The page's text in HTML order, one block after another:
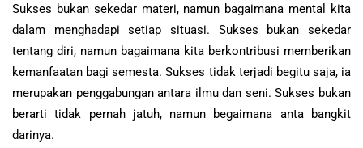
Sukses bukan sekedar materi, namun bagaimana mental kita
dalam menghadapi setiap situasi. Sukses bukan sekedar
tentang diri, namun bagaimana kita berkontribusi memberikan
kemanfaatan bagi semesta. Sukses tidak terjadi begitu saja, ia
merupakan penggabungan antara ilmu dan seni. Sukses bukan
berarti tidak pernah jatuh, namun begaimana anta bangkit
darinya.